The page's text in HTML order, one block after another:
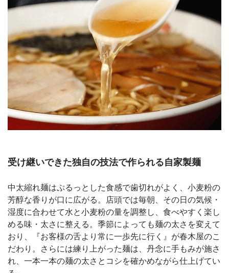
受け継いできた独自の技法で作られる自家製麺
中太縮れ麺はぷるっとした食感で歯切れがよく、小麦粉の
芳醇な香りが口に広がる。店頭では毎朝、その日の気候・
湿度に合わせて水と小麦粉の量を調整し、食べやすく楽し
める味・太さに整える。季節によっても麺の太さを変えて
おり、『お客様の舌より常に一歩先に行く』が春木屋のこ
だわり。さらには練り上がった麺は、丹念に手もみが施さ
れ、一本一本の麺の太さとコシを確かめながら仕上げてい